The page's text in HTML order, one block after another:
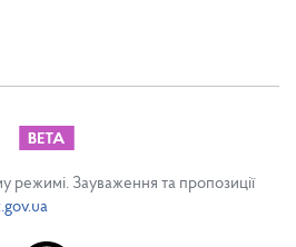
режимі. Зауваження та пропозиції